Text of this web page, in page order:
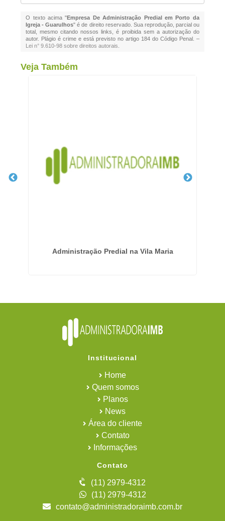
O texto acima "Empresa De Administração Predial em Porto da
Igreja - Guarulhos" é de direito reservado. Sua reprodução, parcial ou
total, mesmo citando nossos links, é proibida sem a autorização do
autor. Plágio é crime e está previsto no artigo 184 do Código Penal. –
Lei n° 9.610-98 sobre direitos autorais
Veja Também
Administração Predial na Vila Maria
Institucional
Home
Quem somos
Planos
News
Área do cliente
Contato
Informações
Contato
(11) 2979-4312
(11) 2979-4312
contato@administradoraimb.com.br